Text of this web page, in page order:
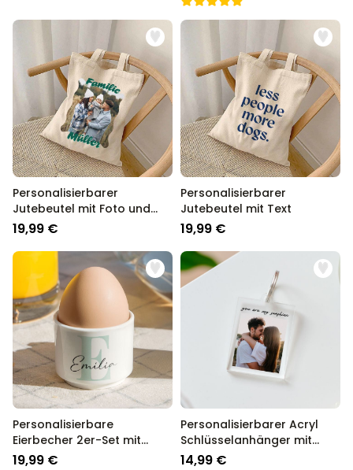
Personalisierbarer
Jutebeutel mit Foto und
Text
19,99 €
Personalisierbarer
Jutebeutel mit Text
19,99 €
Personalisierbare
Eierbecher 2er-Set mit
Monogramm
19,99 €
Personalisierbarer Acryl
Schlüsselanhänger mit
Foto und Text
14,99 €